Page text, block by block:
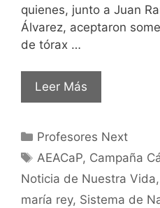
quienes, junto a Juan
Álvarez, aceptaron
de tórax …
Leer Más
Profesores Next
AEACaP, Campaña
Noticia de Nuestra Vida,
maría rey, Sistema de